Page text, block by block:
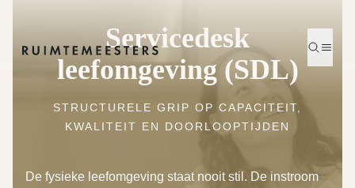
Zoeken
Menu
Homepage
Servicedesk
leefomgeving (SDL)
STRUCTURELE GRIP OP CAPACITEIT,
KWALITEIT EN DOORLOOPTIJDEN
De fysieke leefomgeving staat nooit stil. De instroom